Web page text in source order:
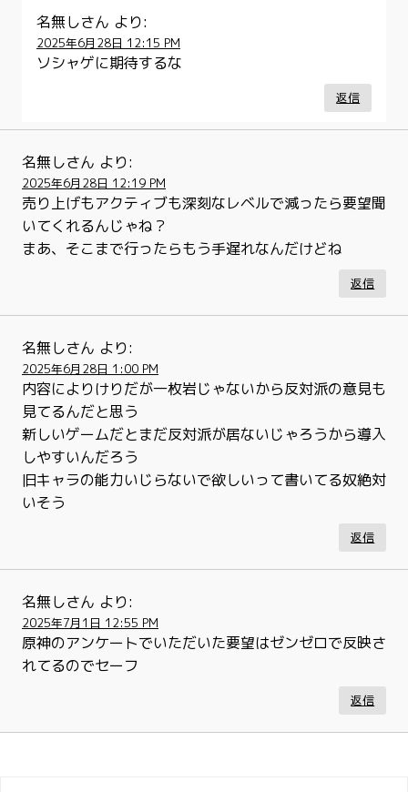
名無しさん より:
2025年6月28日 12:15 PM
ソシャゲに期待するな
返信
名無しさん より:
2025年6月28日 12:19 PM
売り上げもアクティブも深刻なレベルで減ったら要望聞
いてくれるんじゃね？
まあ、そこまで行ったらもう手遅れなんだけどね
返信
名無しさん より:
2025年6月28日 1:00 PM
内容によりけりだが一枚岩じゃないから反対派の意見も
見てるんだと思う
新しいゲームだとまだ反対派が居ないじゃろうから導入
しやすいんだろう
旧キャラの能力いじらないで欲しいって書いてる奴絶対
いそう
返信
名無しさん より:
2025年7月1日 12:55 PM
原神のアンケートでいただいた要望はゼンゼロで反映さ
れてるのでセーフ
返信